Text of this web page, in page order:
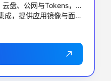
打包vCPU、内存、云盘、公网与Tokens，一步到位
与热门AI应用深度集成，提供应用镜像与面板，开箱即用